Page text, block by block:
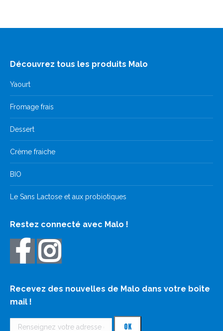
Découvrez tous les produits Malo
Yaourt
Fromage frais
Dessert
Crème fraiche
BIO
Le Sans Lactose et aux probiotiques
Restez connecté avec Malo !
Recevez des nouvelles de Malo dans votre boîte
mail !